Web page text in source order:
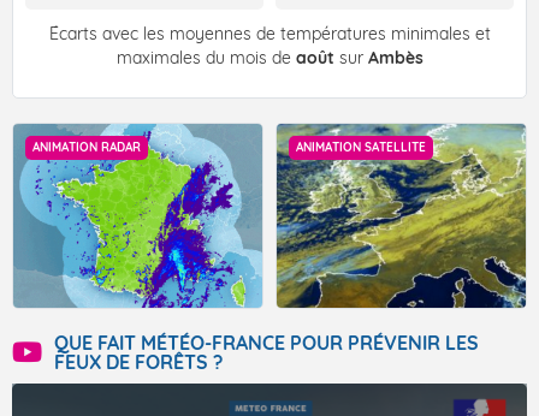
Écarts avec les moyennes de températures minimales et
maximales du mois de août sur Ambès
ANIMATION RADAR ANIMATION SATELLITE
QUE FAIT MÉTÉO-FRANCE POUR PRÉVENIR LES
FEUX DE FORÊTS ?